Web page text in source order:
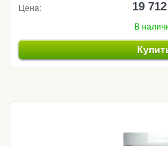
Цена: 19
В